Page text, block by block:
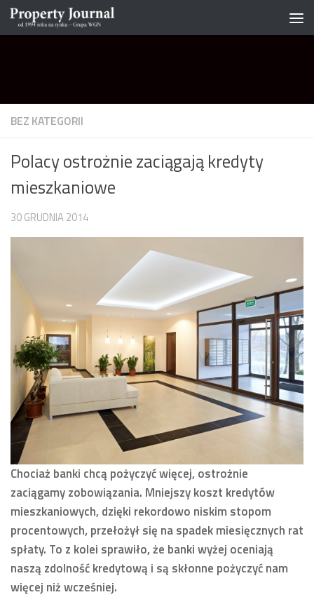
Skip to content
BEZ KATEGORII
Polacy ostrożnie zaciągają kredyty
mieszkaniowe
30 GRUDNIA 2014
Chociaż banki chcą pożyczyć więcej, ostrożnie
zaciągamy zobowiązania. Mniejszy koszt kredytów
mieszkaniowych, dzięki rekordowo niskim stopom
procentowych, przełożył się na spadek miesięcznych rat
spłaty. To z kolei sprawiło, że banki wyżej oceniają
naszą zdolność kredytową i są skłonne pożyczyć nam
więcej niż wcześniej.